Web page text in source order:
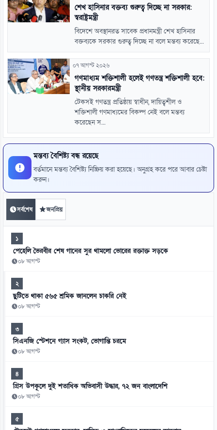
শেখ হাসিনার বক্তব্য গুরুত্ব দিচ্ছে না সরকার:
স্বরাষ্ট্রমন্ত্রী
বিদেশে অবস্থানরত সাবেক প্রধানমন্ত্রী শেখ হাসিনার
বক্তব্যকে সরকার গুরুত্ব দিচ্ছে না বলে মন্তব্য করেছে...
০৭ আগস্ট ২০২৬
গণমাধ্যম শক্তিশালী হলেই গণতন্ত্র শক্তিশালী হবে:
স্থানীয় সরকারমন্ত্রী
টেকসই গণতন্ত্র প্রতিষ্ঠায় স্বাধীন, দায়িত্বশীল ও
শক্তিশালী গণমাধ্যমের বিকল্প নেই বলে মন্তব্য
করেছেন স...
মন্তব্য বৈশিষ্ট্য বন্ধ রয়েছে
বর্তমানে মন্তব্য বৈশিষ্ট্য নিষ্ক্রিয় করা হয়েছে। অনুগ্রহ করে পরে আবার চেষ্টা
করুন।
সর্বশেষ জনপ্রিয়
১
পেহেলি ভৈরবীর শেষ গানের সুর থামলো ভোরের রক্তাক্ত সড়কে
০৮ আগস্ট
২
ছুটিতে থাকা ৫৬৫ শ্রমিক জানলেন চাকরি নেই
০৮ আগস্ট
৩
সিএনজি স্টেশনে গ্যাস সংকট, ভোগান্তি চরমে
০৮ আগস্ট
৪
গ্রিস উপকূলে দুই শতাধিক অভিবাসী উদ্ধার, ৭২ জন বাংলাদেশি
০৮ আগস্ট
৫